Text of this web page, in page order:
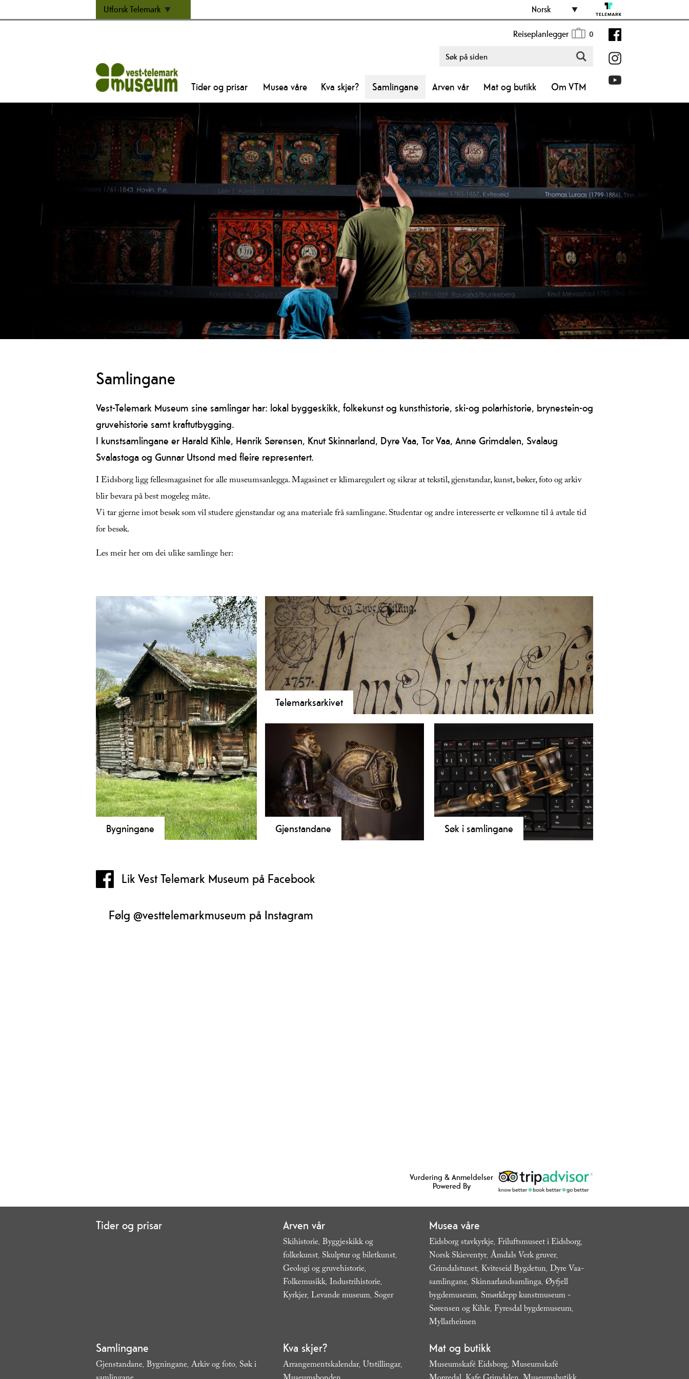
Utforsk Telemark Norsk
Reiseplanlegger 0
Tider og prisar Musea våre Kva skjer? Samlingane Arven vår Mat og butikk Om VTM
Samlingane
Vest-Telemark Museum sine samlingar har: lokal byggeskikk, folkekunst og kunsthistorie, ski-og polarhistorie, brynestein-og
gruvehistorie samt kraftutbygging.
I kunstsamlingane er Harald Kihle, Henrik Sørensen, Knut Skinnarland, Dyre Vaa, Tor Vaa, Anne Grimdalen, Svalaug
Svalastoga og Gunnar Utsond med fleire representert.
I Eidsborg ligg fellesmagasinet for alle museumsanlegga. Magasinet er klimaregulert og sikrar at tekstil, gjenstandar, kunst, bøker, foto og arkiv
blir bevara på best mogeleg måte.
Vi tar gjerne imot besøk som vil studere gjenstandar og ana materiale frå samlingane. Studentar og andre interesserte er velkomne til å avtale tid
for besøk.
Les meir her om dei ulike samlinge her:
Bygningane
Vest-Telemark gjennom ein lang
tidsperiode.
Telemarksarkivet
I arkivet ved Vest-Telemark museum Eidsborg finst historiske privatarkiv og
fotosamlingar frå Vest-Telemark.
Gjenstandane
fleste med særtrekk frå den tradisjonelle
regionale folkekunsten.
Søk i samlingane
Lik Vest Telemark Museum på Facebook
Følg @vesttelemarkmuseum på Instagram
Vurdering & Anmeldelser
Powered By
Tider og prisar Arven vår
Skihistorie, Byggjeskikk og
folkekunst, Skulptur og biletkunst,
Geologi og gruvehistorie,
Folkemusikk, Industrihistorie,
Kyrkjer, Levande museum, Soger,
Musea våre
Eidsborg stavkyrkje, Friluftsmuseet i Eidsborg,
Norsk Skieventyr, Åmdals Verk gruver,
Grimdalstunet, Kviteseid Bygdetun, Dyre Vaa-
samlingane, Skinnarlandsamlinga, Øyfjell
bygdemuseum, Smørklepp kunstmuseum -
Sørensen og Kihle, Fyresdal bygdemuseum,
Myllarheimen
Samlingane
Gjenstandane, Bygningane, Arkiv og foto, Søk i
Kva skjer?
Arrangementskalendar, Utstillingar,
Mat og butikk
Museumskafé Eidsborg, Museumskafé